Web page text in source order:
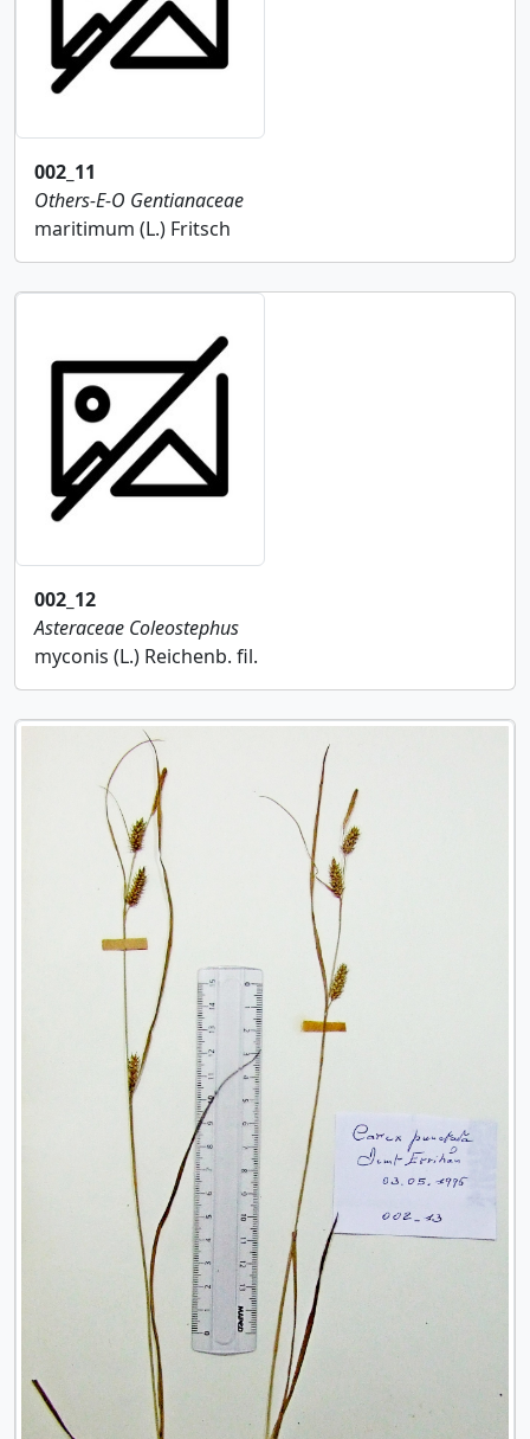
002_11
Others-E-O Gentianaceae
maritimum (L.) Fritsch
002_12
Asteraceae Coleostephus
myconis (L.) Reichenb. fil.